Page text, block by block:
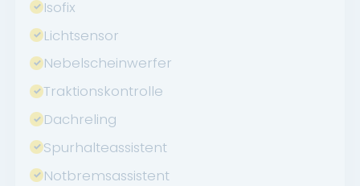
Isofix
Lichtsensor
Nebelscheinwerfer
Traktionskontrolle
Dachreling
Spurhalteassistent
Notbremsassistent